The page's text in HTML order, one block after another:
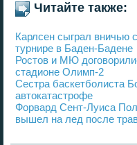
Читайте также:
Карлсен сыграл
турнире в Баден-Бадене
Ростов и МЮ
стадионе Олимп-2
Сестра баскетболиста
автокатастрофе
Форвард Сент-Луиса
вышел на лед после